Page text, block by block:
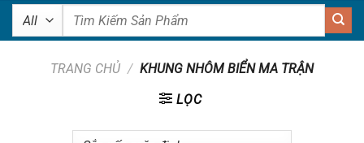
kiếm:
TRANG CHỦ / KHUNG NHÔM BIỂN MA TRẬN
LỌC